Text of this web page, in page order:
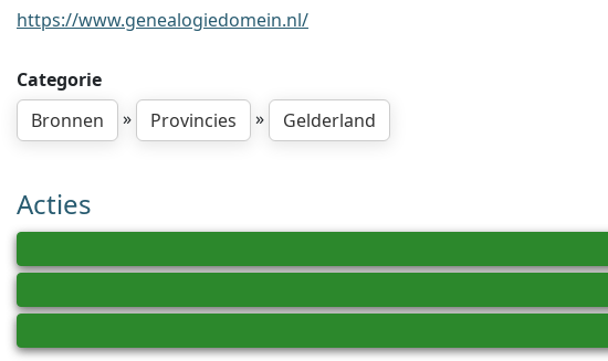
https://www.genealogiedomein.nl/
Categorie
Bronnen
» Provincies » Gelderland
Acties